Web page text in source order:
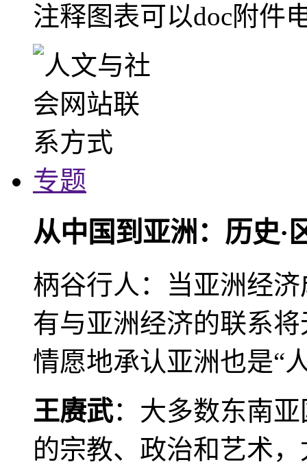
注释图表可以doc附件
专题
从中国到亚洲：历史·
柄谷行人：当亚洲经
有与亚洲经济的联系
情愿地承认亚洲也是“
王赓武：大多数东南
的宗教、政治和艺术